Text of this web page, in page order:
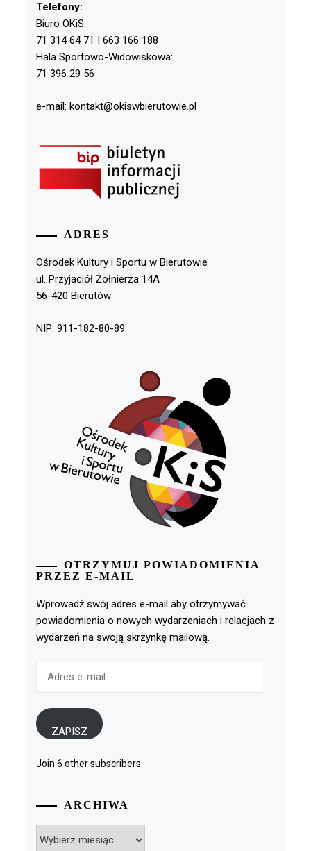
Telefony:
Biuro OKiS:
71 314 64 71 | 663 166 188
Hala Sportowo-Widowiskowa:
71 396 29 56
e-mail: kontakt@okiswbierutowie.pl
ADRES
Ośrodek Kultury i Sportu w Bierutowie
ul. Przyjaciół Żołnierza 14A
56-420 Bierutów
NIP: 911-182-80-89
OTRZYMUJ POWIADOMIENIA
PRZEZ E-MAIL
Wprowadź swój adres e-mail aby otrzymywać
powiadomienia o nowych wydarzeniach i relacjach z
wydarzeń na swoją skrzynkę mailową.
ZAPISZ
Join 6 other subscribers
ARCHIWA